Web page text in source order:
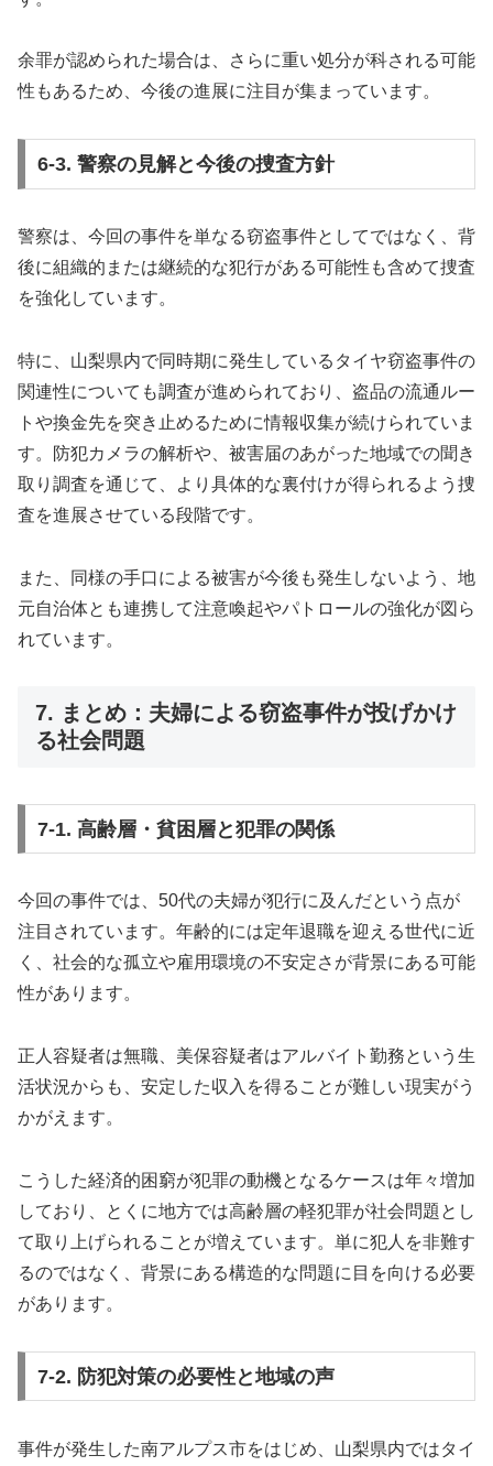
余罪が認められた場合は、さらに重い処分が科される可能
性もあるため、今後の進展に注目が集まっています。
6-3. 警察の見解と今後の捜査方針
警察は、今回の事件を単なる窃盗事件としてではなく、背
後に組織的または継続的な犯行がある可能性も含めて捜査
を強化しています。
特に、山梨県内で同時期に発生しているタイヤ窃盗事件の
関連性についても調査が進められており、盗品の流通ルー
トや換金先を突き止めるために情報収集が続けられていま
す。防犯カメラの解析や、被害届のあがった地域での聞き
取り調査を通じて、より具体的な裏付けが得られるよう捜
査を進展させている段階です。
また、同様の手口による被害が今後も発生しないよう、地
元自治体とも連携して注意喚起やパトロールの強化が図ら
れています。
7. まとめ：夫婦による窃盗事件が投げかけ
る社会問題
7-1. 高齢層・貧困層と犯罪の関係
今回の事件では、50代の夫婦が犯行に及んだという点が
注目されています。年齢的には定年退職を迎える世代に近
く、社会的な孤立や雇用環境の不安定さが背景にある可能
性があります。
正人容疑者は無職、美保容疑者はアルバイト勤務という生
活状況からも、安定した収入を得ることが難しい現実がう
かがえます。
こうした経済的困窮が犯罪の動機となるケースは年々増加
しており、とくに地方では高齢層の軽犯罪が社会問題とし
て取り上げられることが増えています。単に犯人を非難す
るのではなく、背景にある構造的な問題に目を向ける必要
があります。
7-2. 防犯対策の必要性と地域の声
事件が発生した南アルプス市をはじめ、山梨県内ではタイ